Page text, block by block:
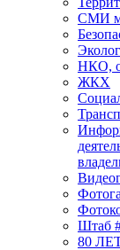
СМИ
НКО,
ЖКХ
Штаб
80